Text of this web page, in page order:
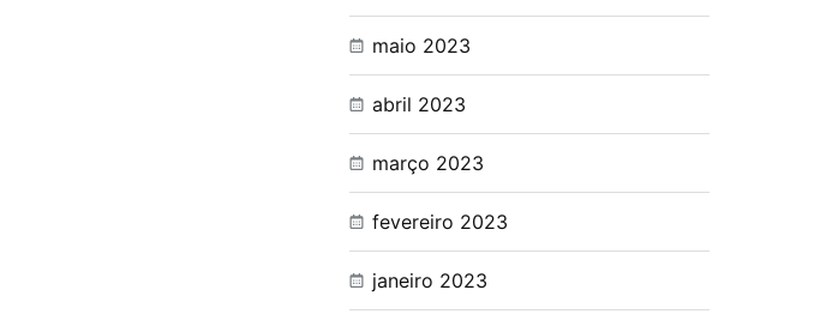
maio 2023
abril 2023
março 2023
fevereiro 2023
janeiro 2023